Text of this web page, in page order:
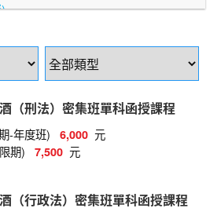
免稅店)
銷)
儲酒)
儲)
（刑法）密集班單科函授課程
-年度班) 6,000 元
期)
7,500 元
（行政法）密集班單科函授課程